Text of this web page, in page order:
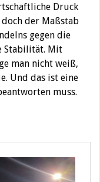
Druck
der Maßstab
gegen die
Stabilität. Mit
man nicht weiß,
Und das ist eine
muss.